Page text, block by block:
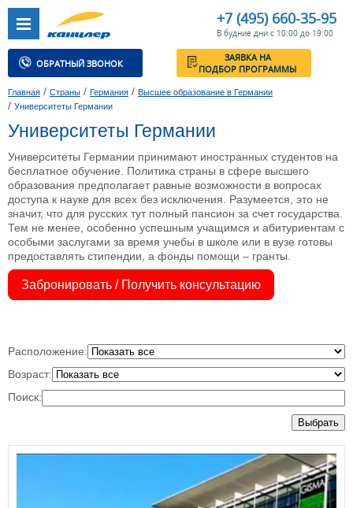
+7 (495) 660-35-95
В будние дни с 10:00 до 19:00
ОБРАТНЫЙ ЗВОНОК
ЗАЯВКА НА
ПОДБОР ПРОГРАММЫ
Главная / Страны / Германия / Высшее образование в Германии
/ Университеты Германии
Университеты Германии
Университеты Германии принимают иностранных студентов на
бесплатное обучение. Политика страны в сфере высшего
образования предполагает равные возможности в вопросах
доступа к науке для всех без исключения. Разумеется, это не
значит, что для русских тут полный пансион за счет государства.
Тем не менее, особенно успешным учащимся и абитуриентам с
особыми заслугами за время учебы в школе или в вузе готовы
предоставлять стипендии, а фонды помощи – гранты.
Забронировать / Получить консультацию
Расположение:
Возраст:
Поиск:
Выбрать